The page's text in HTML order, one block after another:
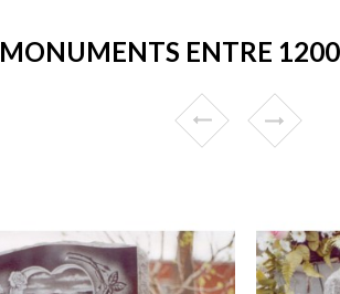
MONUMENTS ENTRE